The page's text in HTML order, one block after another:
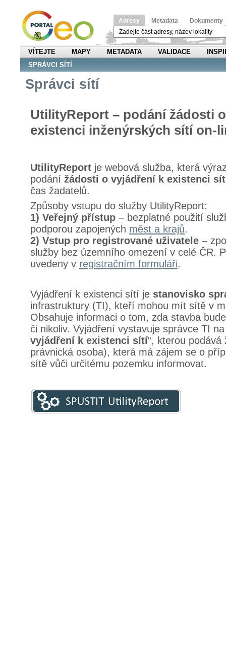
Adresy Metadata Dokumenty
VÍTEJTE MAPY METADATA VALIDACE
SPRÁVCI SÍTÍ
Správci sítí
UtilityReport – podání žádosti
existenci inženýrských sítí on-
UtilityReport je webová služba, která
podání žádosti o vyjádření k existenci
čas žadatelů.
Způsoby vstupu do služby UtilityReport:
1) Veřejný přístup – bezplatné použití
podporou zapojených měst a krajů.
2) Vstup pro registrované uživatele –
služby bez územního omezení v celé ČR.
uvedeny v registračním formuláři.
Vyjádření k existenci sítí je stanovisko
infrastruktury (TI), kteří mohou mít sítě v
Obsahuje informaci o tom, zda stavba
či nikoliv. Vyjádření vystavuje správce TI na
vyjádření k existenci sítí“, kterou
právnická osoba), která má zájem se o
sítě vůči určitému pozemku informovat.